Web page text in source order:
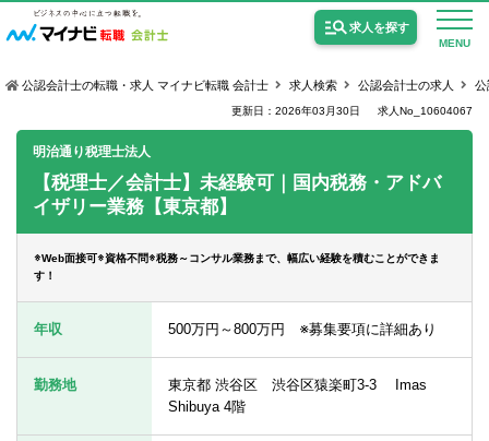
MENU
求人を探す
監査法人の求人
USCPA（米国公認会計士）の求人
女性会計士の転職
公認会計士の転職・求人 マイナビ転職 会計士 求人検索 公認会計士の求人 公
更新日：2026年03月30日 求人No_10604067
明治通り税理士法人
【税理士／会計士】未経験可｜国内税務・アドバ
イザリー業務【東京都】
※Web面接可※資格不問※税務～コンサル業務まで、幅広い経験を積むことができま
す！
年収 500万円～800万円 ※募集要項に詳細あり
勤務地
東京都 渋谷区 渋谷区猿楽町3-3 Imas
Shibuya 4階